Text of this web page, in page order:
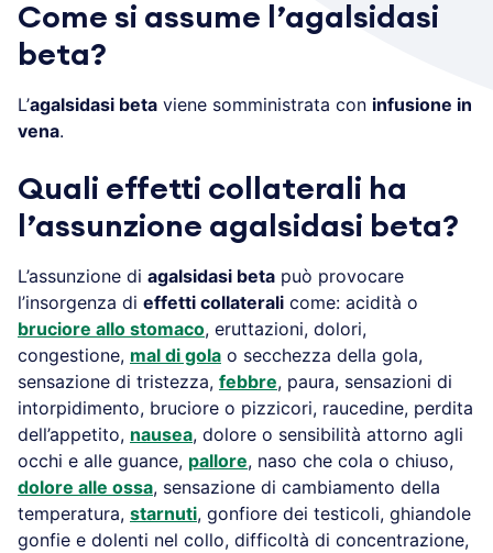
Come si assume l’agalsidasi
beta?
L’agalsidasi beta viene somministrata con infusione in
vena.
Quali effetti collaterali ha
l’assunzione agalsidasi beta?
L’assunzione di agalsidasi beta può provocare
l’insorgenza di effetti collaterali come: acidità o
bruciore allo stomaco, eruttazioni, dolori,
congestione, mal di gola o secchezza della gola,
sensazione di tristezza, febbre, paura, sensazioni di
intorpidimento, bruciore o pizzicori, raucedine, perdita
dell’appetito, nausea, dolore o sensibilità attorno agli
occhi e alle guance, pallore, naso che cola o chiuso,
dolore alle ossa, sensazione di cambiamento della
temperatura, starnuti, gonfiore dei testicoli, ghiandole
gonfie e dolenti nel collo, difficoltà di concentrazione,